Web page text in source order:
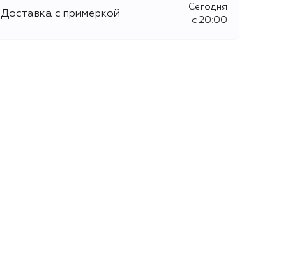
Доставка с примеркой
Сегодня
c 20:00